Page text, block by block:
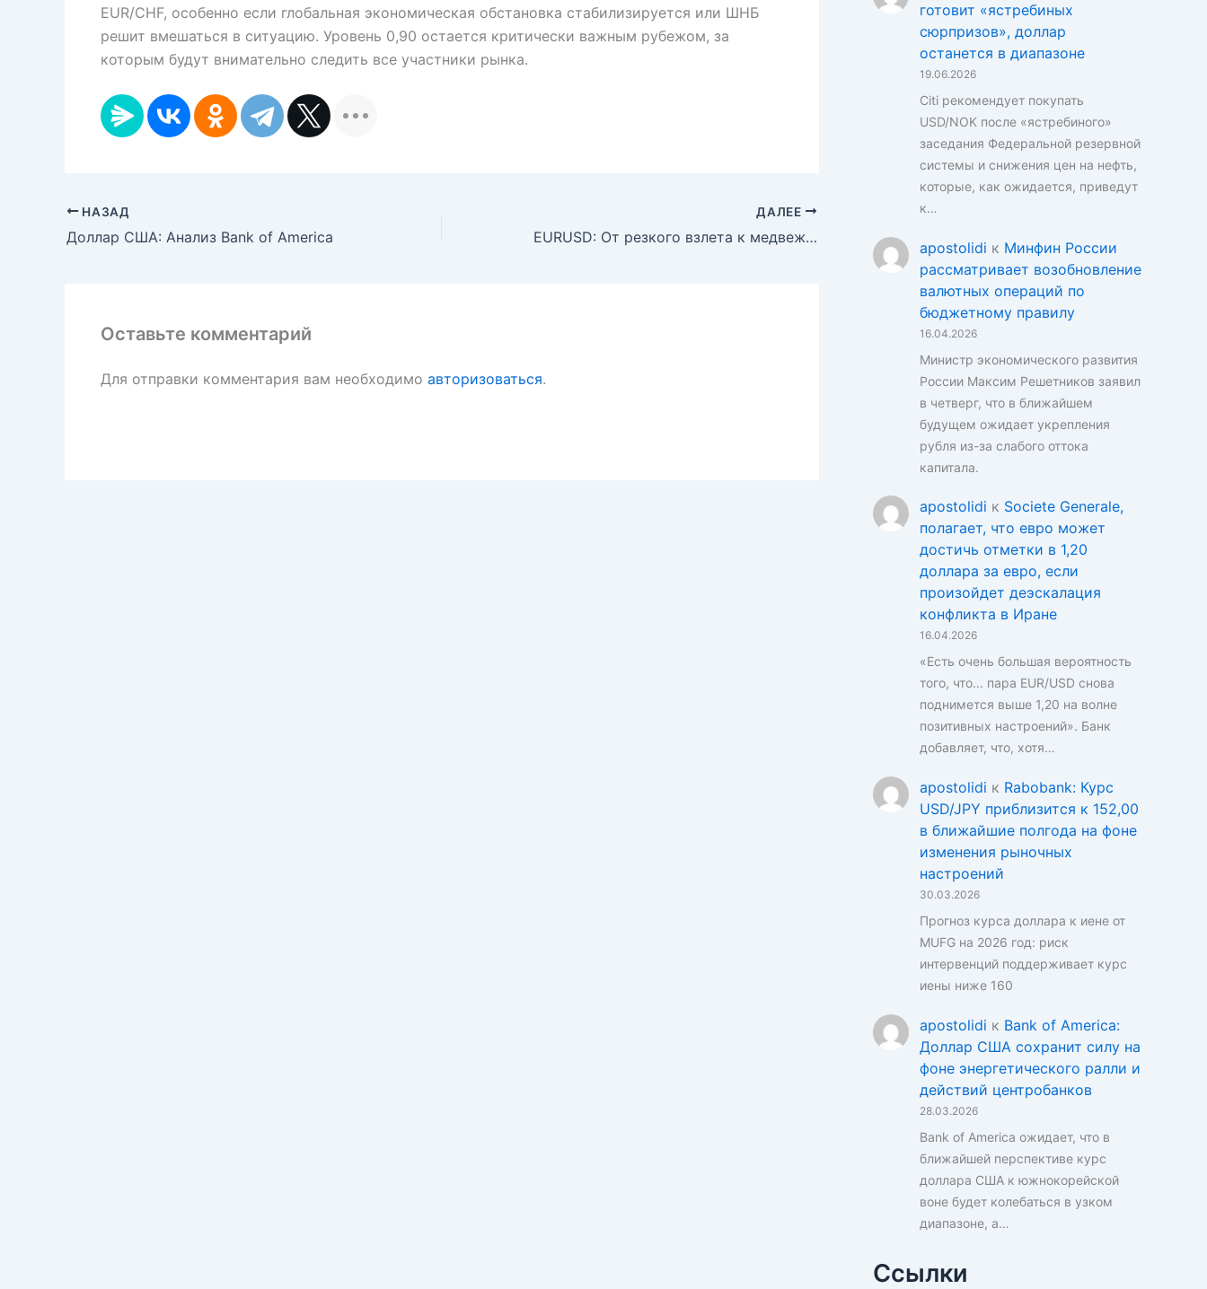
EUR/CHF, особенно если глобальная экономическая обстановка стабилизируется или ШНБ
решит вмешаться в ситуацию. Уровень 0,90 остается критически важным рубежом, за
которым будут внимательно следить все участники рынка.
НАЗАД
Доллар США: Анализ Bank of America
ДАЛЕЕ
EURUSD: От резкого взлета к медвежьим прогнозам – что ждет валютную пару?
Оставьте комментарий
Для отправки комментария вам необходимо авторизоваться.
готовит «ястребиных
сюрпризов», доллар
останется в диапазоне
19.06.2026
Citi рекомендует покупать
USD/NOK после «ястребиного»
заседания Федеральной резервной
системы и снижения цен на нефть,
которые, как ожидается, приведут
к…
apostolidi к Минфин России
рассматривает возобновление
валютных операций по
бюджетному правилу
16.04.2026
Министр экономического развития
России Максим Решетников заявил
в четверг, что в ближайшем
будущем ожидает укрепления
рубля из-за слабого оттока
капитала.
apostolidi к Societe Generale,
полагает, что евро может
достичь отметки в 1,20
доллара за евро, если
произойдет деэскалация
конфликта в Иране
16.04.2026
«Есть очень большая вероятность
того, что... пара EUR/USD снова
поднимется выше 1,20 на волне
позитивных настроений». Банк
добавляет, что, хотя…
apostolidi к Rabobank: Курс
USD/JPY приблизится к 152,00
в ближайшие полгода на фоне
изменения рыночных
настроений
30.03.2026
Прогноз курса доллара к иене от
MUFG на 2026 год: риск
интервенций поддерживает курс
иены ниже 160
apostolidi к Bank of America:
Доллар США сохранит силу на
фоне энергетического ралли и
действий центробанков
28.03.2026
Bank of America ожидает, что в
ближайшей перспективе курс
доллара США к южнокорейской
воне будет колебаться в узком
диапазоне, а…
Ссылки